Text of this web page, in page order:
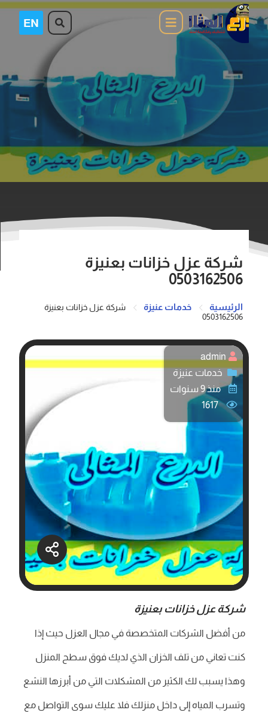
شركة عزل خزانات بعنيزة
0503162506
الرئيسية خدمات عنيزة
شركة عزل خزانات بعنيزة
0503162506
admin
خدمات عنيزة
منذ 9 سنوات
1617
شركة عزل خزانات بعنيزة
من أفضل الشركات المتخصصة في مجال العزل حيث إذا
كنت تعاني من تلف الخزان الذي لديك فوق سطح المنزل
وهذا يسبب لك الكثير من المشكلات التي من أبرزها النشع
وتسرب المياه إلى داخل منزلك فلا عليك سوى التواصل مع